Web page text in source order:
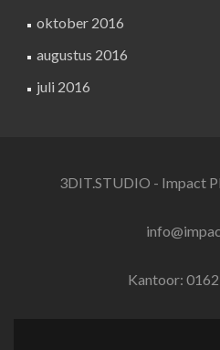
oktober 2016
augustus 2016
juli 2016
3DIT.STUDIO - Impact
Kantoor: